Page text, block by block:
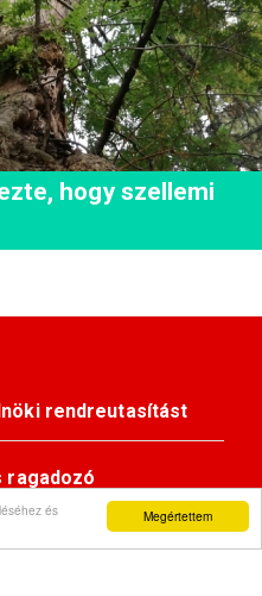
Megértettem
és
hogy szellemi
rendreutasítást
ragadozó